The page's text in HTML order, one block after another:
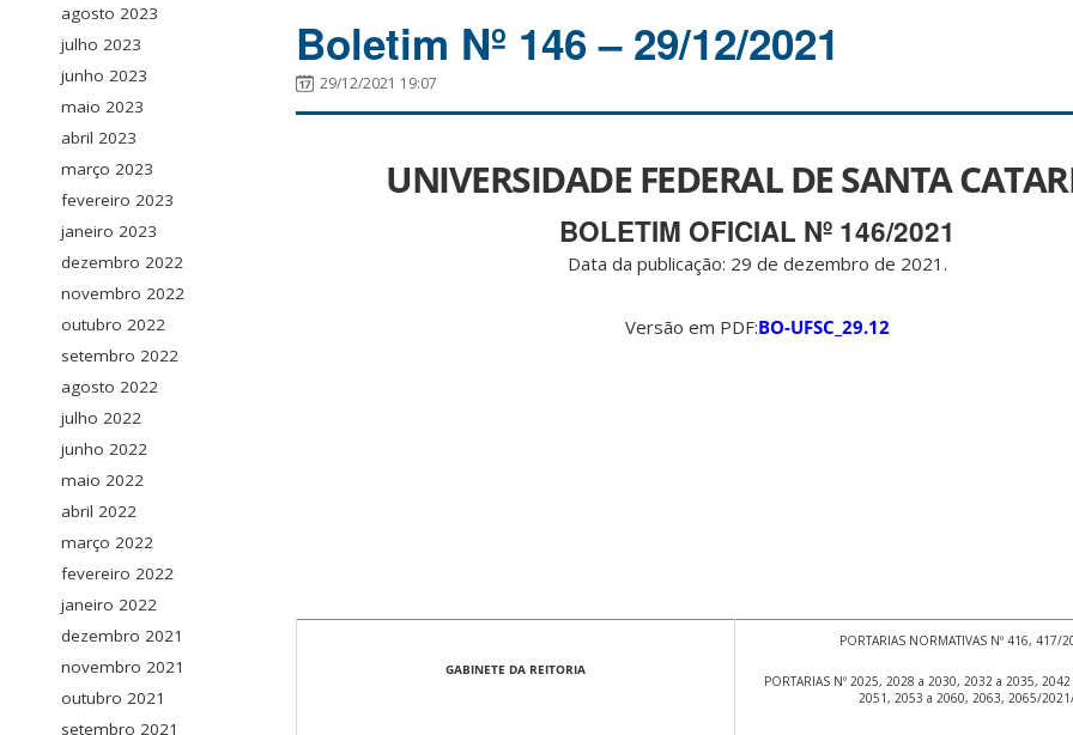
agosto 2023
julho 2023
junho 2023
maio 2023
abril 2023
março 2023
fevereiro 2023
janeiro 2023
dezembro 2022
novembro 2022
outubro 2022
setembro 2022
agosto 2022
julho 2022
junho 2022
maio 2022
abril 2022
março 2022
fevereiro 2022
janeiro 2022
dezembro 2021
novembro 2021
outubro 2021
setembro 2021
Boletim Nº 146 – 29/12/2021
29/12/2021 19:07
UNIVERSIDADE FEDERAL DE SANTA
BOLETIM OFICIAL Nº 146/2021
Data da publicação: 29 de dezembro de 2021.
Versão em PDF:BO-UFSC_29.12
GABINETE DA REITORIA
PORTARIAS NORMATIVAS Nº 416, 417/
PORTARIAS Nº 2025, 2028 a 2030, 2032 a 2035,
2051, 2053 a 2060, 2063, 2065/